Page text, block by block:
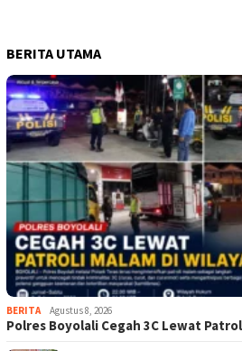
BERITA UTAMA
BERITA Agustus 8, 2026
Polres Boyolali Cegah 3C Lewat